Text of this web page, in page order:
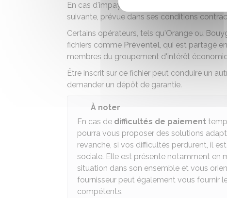
En cas d'impayé de votre facture de
suivante, prévue dans ses conditions
Certains opérateurs, tels qu'Orange ou
fichiers comme Préventel, qui est partagé
membres du groupement d'intérêt
Être inscrit sur ce fichier peut conduire un
demander un dépôt de garantie.
À noter
En cas de difficultés de paiement
pourra vous proposer des solutions
revanche, si vos difficultés perdurent, il
sociale. Elle est présente notamment en
situation dans son ensemble et vous
fournisseur peut également vous fournir
compétents.